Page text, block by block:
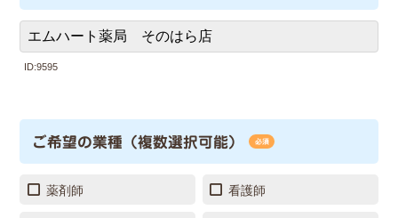
ID:9595
ご希望の業種（複数選択可能） 必須
薬剤師 看護師